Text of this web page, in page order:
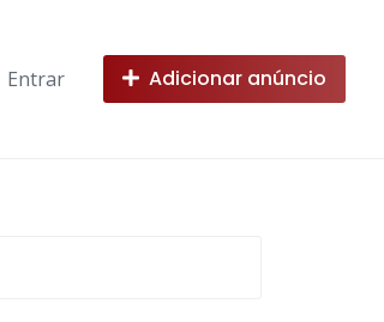
Entrar Adicionar anúncio